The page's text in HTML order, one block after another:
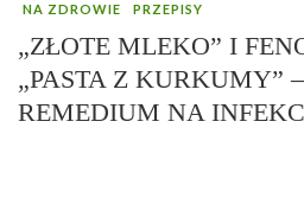
NA ZDROWIE PRZEPISY
„ZŁOTE MLEKO” I
„PASTA Z KURKUMY”
REMEDIUM NA